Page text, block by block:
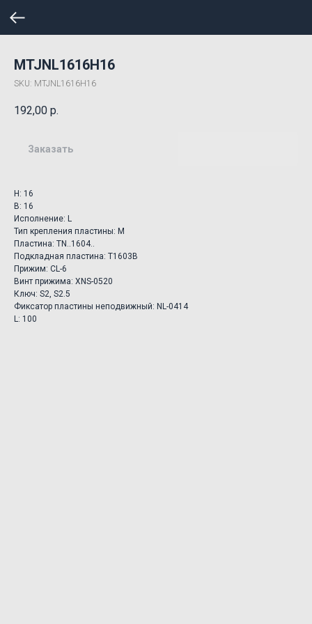
MTJNL1616H16
SKU: MTJNL1616H16
192,00 р.
Заказать
H: 16
B: 16
Исполнение: L
Тип крепления пластины: M
Пластина: TN..1604..
Подкладная пластина: T1603B
Прижим: CL-6
Винт прижима: XNS-0520
Ключ: S2, S2.5
Фиксатор пластины неподвижный: NL-0414
L: 100